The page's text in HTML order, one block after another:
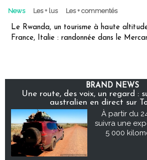
News Les + lus Les + commentés
Le Rwanda, un tourisme à haute
France, Italie : randonnée dans le
BRAND NEWS
Une route, des voix, un regard :
australien en direct sur
À partir du
suivra une
5 000